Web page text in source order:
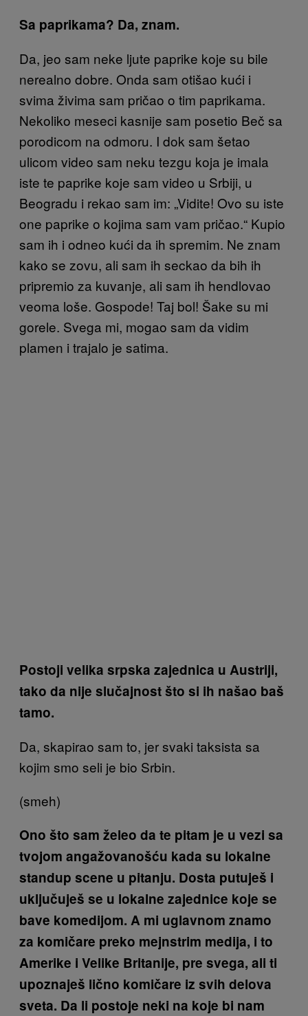
Sa paprikama? Da, znam.
Da, jeo sam neke ljute paprike koje su bile
nerealno dobre. Onda sam otišao kući i
svima živima sam pričao o tim paprikama.
Nekoliko meseci kasnije sam posetio Beč sa
porodicom na odmoru. I dok sam šetao
ulicom video sam neku tezgu koja je imala
iste te paprike koje sam video u Srbiji, u
Beogradu i rekao sam im: „Vidite! Ovo su iste
one paprike o kojima sam vam pričao.“ Kupio
sam ih i odneo kući da ih spremim. Ne znam
kako se zovu, ali sam ih seckao da bih ih
pripremio za kuvanje, ali sam ih hendlovao
veoma loše. Gospode! Taj bol! Šake su mi
gorele. Svega mi, mogao sam da vidim
plamen i trajalo je satima.
Postoji velika srpska zajednica u Austriji,
tako da nije slučajnost što si ih našao baš
tamo.
Da, skapirao sam to, jer svaki taksista sa
kojim smo seli je bio Srbin.
(smeh)
Ono što sam želeo da te pitam je u vezi sa
tvojom angažovanošću kada su lokalne
standup scene u pitanju. Dosta putuješ i
uključuješ se u lokalne zajednice koje se
bave komedijom. A mi uglavnom znamo
za komičare preko mejnstrim medija, i to
Amerike i Velike Britanije, pre svega, ali ti
upoznaješ lično komičare iz svih delova
sveta. Da li postoje neki na koje bi nam